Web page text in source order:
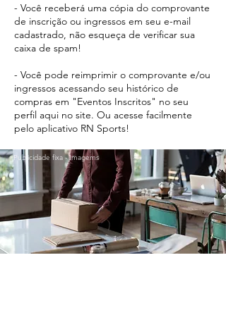
- Você receberá uma cópia do comprovante
de inscrição ou ingressos em seu e-mail
cadastrado, não esqueça de verificar sua
caixa de spam!
- Você pode reimprimir o comprovante e/ou
ingressos acessando seu histórico de
compras em "Eventos Inscritos" no seu
perfil aqui no site. Ou acesse facilmente
pelo aplicativo RN Sports!
Publicidade fixa - Imagems